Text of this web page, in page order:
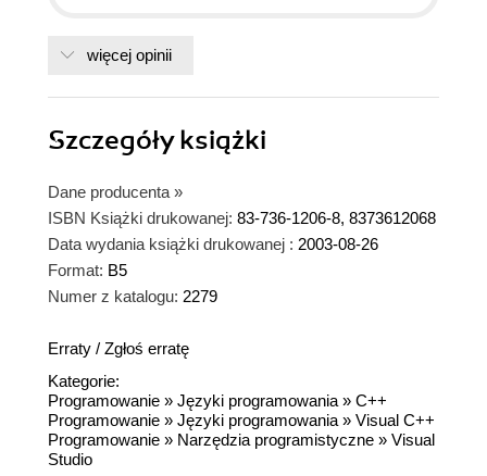
więcej opinii
Szczegółyksiążki
Dane producenta »
ISBN Książki drukowanej: 83-736-1206-8, 8373612068
Data wydania książki drukowanej : 2003-08-26
Format: B5
Numer z katalogu: 2279
Erraty / Zgłoś erratę
Kategorie:
Programowanie » Języki programowania » C++
Programowanie » Języki programowania » Visual C++
Programowanie » Narzędzia programistyczne » Visual
Studio